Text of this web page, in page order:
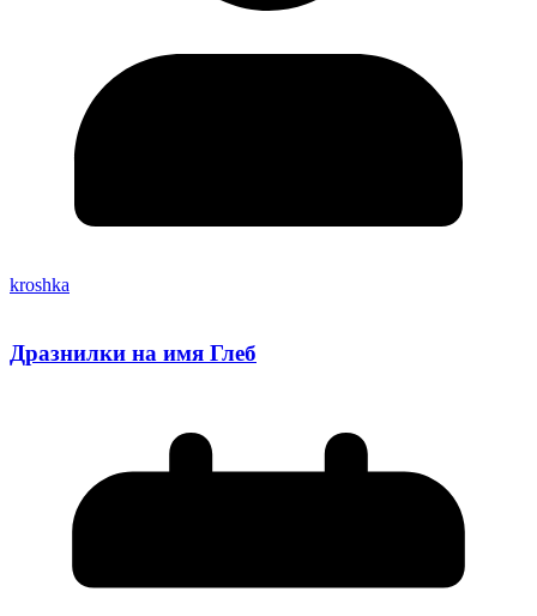
kroshka
Дразнилки на имя Глеб